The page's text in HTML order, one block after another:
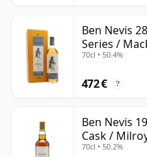
Ben Nevis
Series /
70cl • 50.4%
472 € ?
Ben Nevis
Cask /
70cl • 50.2%